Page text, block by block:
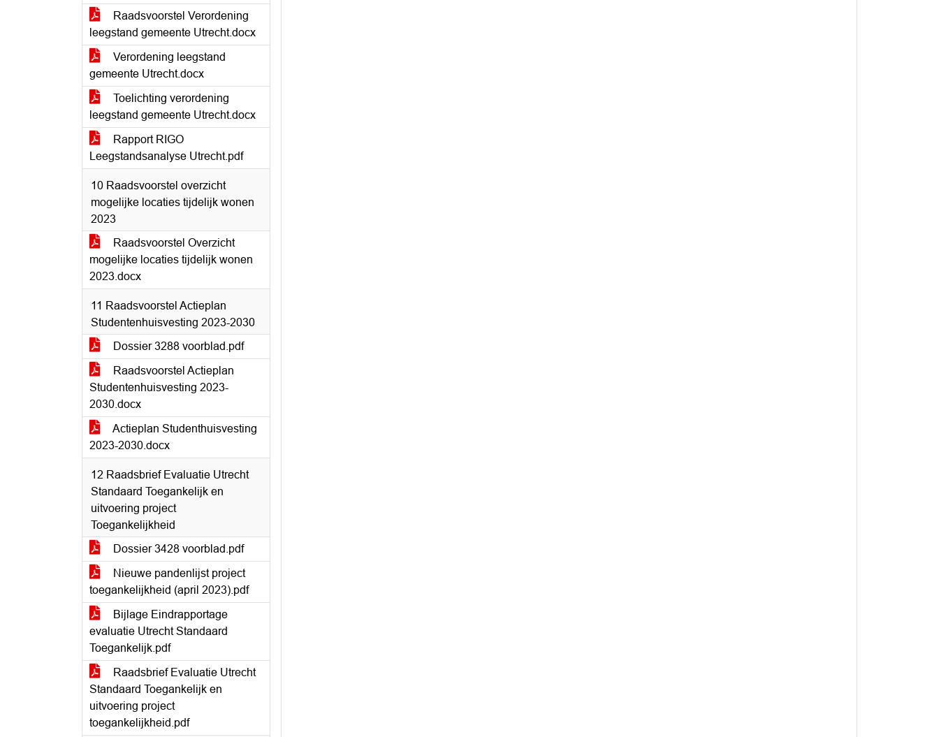
Raadsvoorstel Verordening
leegstand gemeente Utrecht.docx
Verordening leegstand
gemeente Utrecht.docx
Toelichting verordening
leegstand gemeente Utrecht.docx
Rapport RIGO
Leegstandsanalyse Utrecht.pdf
10 Raadsvoorstel overzicht
mogelijke locaties tijdelijk wonen
2023
Raadsvoorstel Overzicht
mogelijke locaties tijdelijk wonen
2023.docx
11 Raadsvoorstel Actieplan
Studentenhuisvesting 2023-2030
Dossier 3288 voorblad.pdf
Raadsvoorstel Actieplan
Studentenhuisvesting 2023-
2030.docx
Actieplan Studenthuisvesting
2023-2030.docx
12 Raadsbrief Evaluatie Utrecht
Standaard Toegankelijk en
uitvoering project
Toegankelijkheid
Dossier 3428 voorblad.pdf
Nieuwe pandenlijst project
toegankelijkheid (april 2023).pdf
Bijlage Eindrapportage
evaluatie Utrecht Standaard
Toegankelijk.pdf
Raadsbrief Evaluatie Utrecht
Standaard Toegankelijk en
uitvoering project
toegankelijkheid.pdf